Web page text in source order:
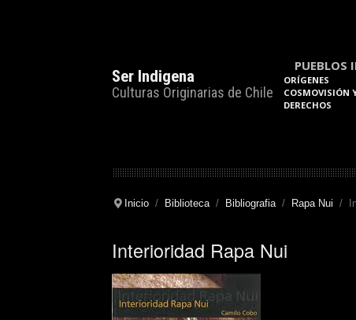
Ser Indigena
Culturas Originarias de Chile
PUEBLOS
ORÍGENES
COSMOVISIÓN
DERECHOS
Inicio Biblioteca Bibliografia Rapa Nui
Interioridad Rapa Nui